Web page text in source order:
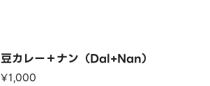
豆カレー＋ナン（Dal+Nan）
¥1,000